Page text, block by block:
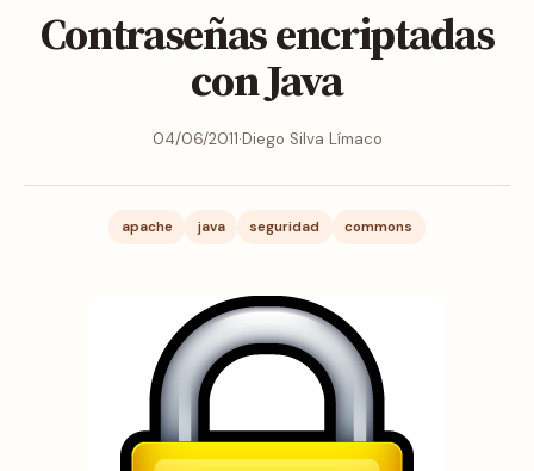
Contraseñas encriptadas
con Java
04/06/2011·Diego Silva Límaco
apache java seguridad commons